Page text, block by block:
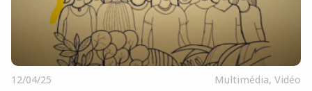
12/04/25 Multimédia, Vidéo